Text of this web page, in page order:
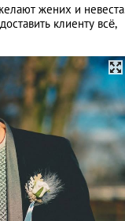
жених и
клиенту всё,